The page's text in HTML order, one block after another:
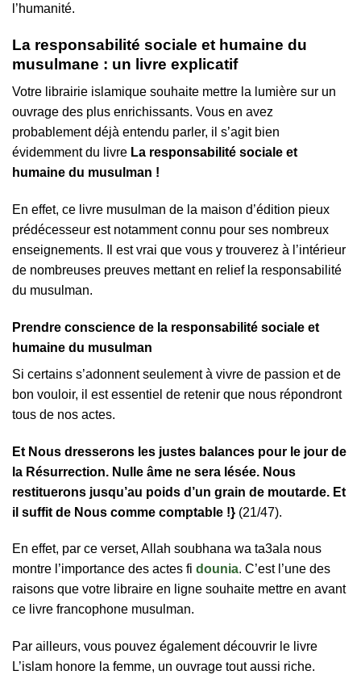
l’humanité.
La responsabilité sociale et humaine du
musulmane : un livre explicatif
Votre librairie islamique souhaite mettre la lumière sur un
ouvrage des plus enrichissants. Vous en avez
probablement déjà entendu parler, il s’agit bien
évidemment du livre La responsabilité sociale et
humaine du musulman !
En effet, ce livre musulman de la maison d’édition pieux
prédécesseur est notamment connu pour ses nombreux
enseignements. Il est vrai que vous y trouverez à l’intérieur
de nombreuses preuves mettant en relief la responsabilité
du musulman.
Prendre conscience de la responsabilité sociale et
humaine du musulman
Si certains s’adonnent seulement à vivre de passion et de
bon vouloir, il est essentiel de retenir que nous répondront
tous de nos actes.
Et Nous dresserons les justes balances pour le jour de
la Résurrection. Nulle âme ne sera lésée. Nous
restituerons jusqu’au poids d’un grain de moutarde. Et
il suffit de Nous comme comptable !} (21/47).
En effet, par ce verset, Allah soubhana wa ta3ala nous
montre l’importance des actes fi dounia. C’est l’une des
raisons que votre libraire en ligne souhaite mettre en avant
ce livre francophone musulman.
Par ailleurs, vous pouvez également découvrir le livre
L’islam honore la femme, un ouvrage tout aussi riche.